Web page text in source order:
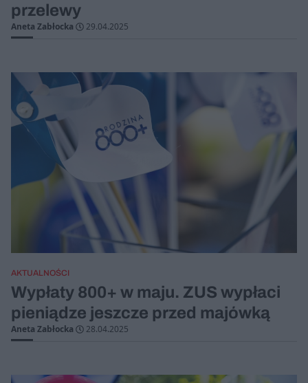
przelewy
Aneta Zabłocka 29.04.2025
AKTUALNOŚCI
Wypłaty 800+ w maju. ZUS wypłaci
pieniądze jeszcze przed majówką
Aneta Zabłocka 28.04.2025